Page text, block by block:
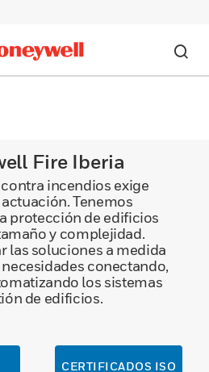
Fire Iberia
incendios exige
Tenemos
protección de edificios
y complejidad.
las soluciones a medida
conectando,
los sistemas
de edificios.
CERTIFICADOS ISO